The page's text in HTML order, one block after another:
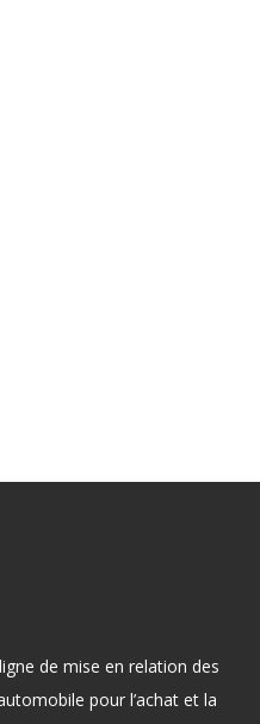
de mise en relation des
pour l’achat et la